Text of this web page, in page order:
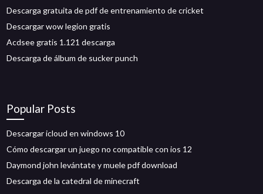
Descarga gratuita de pdf de entrenamiento de cricket
Descargar wow legion gratis
Acdsee gratis 1.121 descarga
Descarga de álbum de sucker punch
Popular Posts
Descargar icloud en windows 10
Cómo descargar un juego no compatible con ios 12
Daymond john levántate y muele pdf download
Descarga de la catedral de minecraft